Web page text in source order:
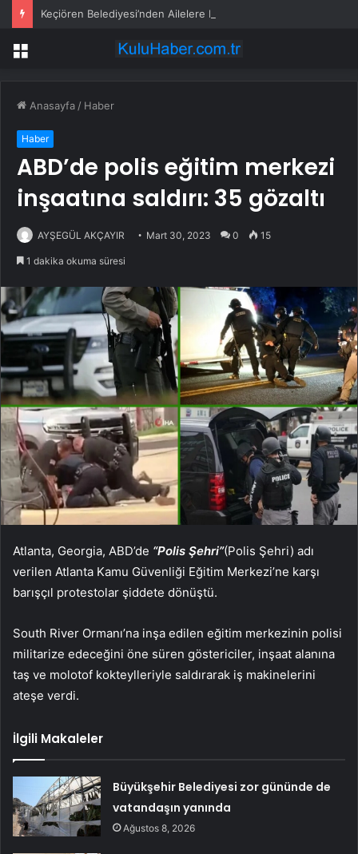
Keçiören Belediyesi’nden Ailelere Etkili Ebeveynlik Eğitimi
Menü
Anasayfa / Haber
Haber
ABD’de polis eğitim merkezi
inşaatına saldırı: 35 gözaltı
AYŞEGÜL AKÇAYIR Mart 30, 2023 0 15
1 dakika okuma süresi
Atlanta, Georgia, ABD’de “Polis Şehri”(Polis Şehri) adı
verilen Atlanta Kamu Güvenliği Eğitim Merkezi’ne karşı
barışçıl protestolar şiddete dönüştü.
South River Ormanı’na inşa edilen eğitim merkezinin polisi
militarize edeceğini öne süren göstericiler, inşaat alanına
taş ve molotof kokteylleriyle saldırarak iş makinelerini
ateşe verdi.
İlgili Makaleler
Büyükşehir Belediyesi zor gününde de
vatandaşın yanında
Ağustos 8, 2026